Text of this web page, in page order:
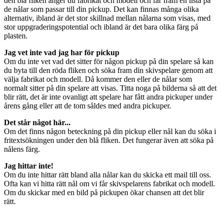
de nålar som passar till din pickup. Det kan finnas många olika
alternativ, ibland är det stor skillnad mellan nålarna som visas, med
stor uppgraderingspotential och ibland är det bara olika färg på
plasten.
Jag vet inte vad jag har för pickup
Om du inte vet vad det sitter för någon pickup på din spelare så kan
du byta till den röda fliken och söka fram din skivspelare genom att
välja fabrikat och modell. Då kommer den eller de nålar som
normalt sitter på din spelare att visas. Titta noga på bilderna så att det
blir rätt, det är inte ovanligt att spelare har fått andra pickuper under
årens gång eller att de tom såldes med andra pickuper.
Det står något här...
Om det finns någon beteckning på din pickup eller nål kan du söka i
fritextsökningen under den blå fliken. Det fungerar även att söka på
nålens färg.
Jag hittar inte!
Om du inte hittar rätt bland alla nålar kan du skicka ett mail till oss.
Ofta kan vi hitta rätt nål om vi får skivspelarens fabrikat och modell.
Om du skickar med en bild på pickupen ökar chansen att det blir
rätt.